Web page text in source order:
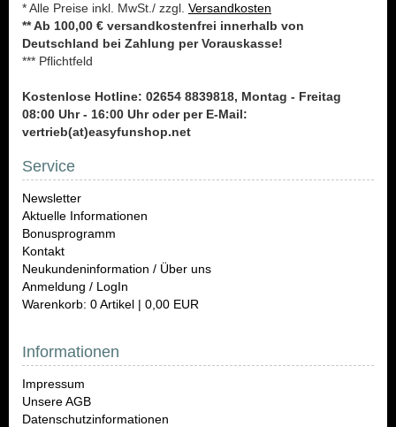
* Alle Preise inkl. MwSt./ zzgl. Versandkosten
** Ab 100,00 € versandkostenfrei innerhalb von
Deutschland bei Zahlung per Vorauskasse!
*** Pflichtfeld
Kostenlose Hotline: 02654 8839818, Montag - Freitag
08:00 Uhr - 16:00 Uhr oder per E-Mail:
vertrieb(at)easyfunshop.net
Service
Newsletter
Aktuelle Informationen
Bonusprogramm
Kontakt
Neukundeninformation / Über uns
Anmeldung / LogIn
Warenkorb: 0 Artikel | 0,00 EUR
Informationen
Impressum
Unsere AGB
Datenschutzinformationen